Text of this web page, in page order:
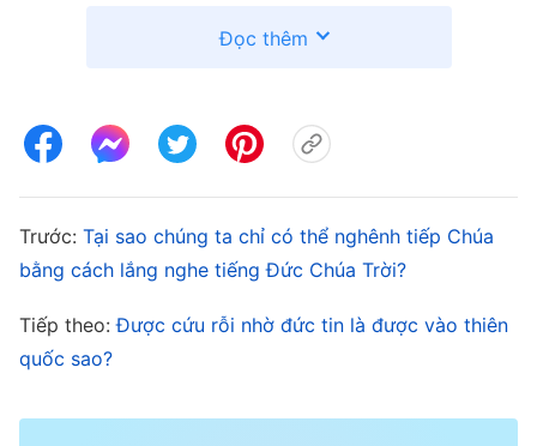
Đức Chúa Jêsus không? Bây giờ, chúng ta hãy
Nhiều người nghĩ rằng tiếp nhận Đức Chúa Trời
Toàn Năng là sự phản bội Chúa. Cách tốt nhất
để tiếp cận vấn đề này là gì? Không thể chỉ dựa
vào việc danh của hai Ngài khác nhau, mà phải
tìm hiểu xem có phải cả hai cùng là một Thần,
cùng một Đức Chúa Trời đang công tác. Trong
công tác, còn trong Thời đại Ân điển là Đức
Đọc thêm
Trước: Tại sao chúng ta chỉ có thể nghênh tiếp Chúa
bằng cách lắng nghe tiếng Đức Chúa Trời?
Tiếp theo:Được cứu rỗi nhờ đức tin là được vào thiên
quốc sao?